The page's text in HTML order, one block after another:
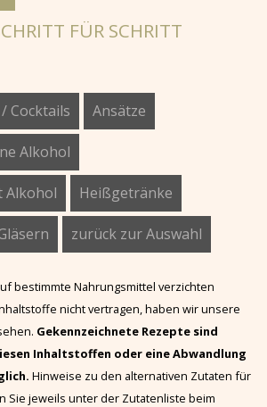
FÜR SCHRITT
Cocktails Ansätze
Alkohol
Alkohol Heißgetränke
zurück zur Auswahl
bestimmte Nahrungsmittel verzichten
nicht vertragen, haben wir unsere
Gekennzeichnete Rezepte sind
Inhaltstoffen oder eine Abwandlung
Hinweise zu den alternativen Zutaten für
Sie jeweils unter der Zutatenliste beim